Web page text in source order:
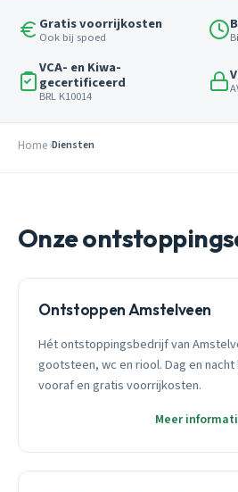
Gratis voorrijkosten
Ook bij spoed
VCA- en Kiwa-
gecertificeerd
BRL K10014
Home Diensten
Onze
Ontstoppen Amstelveen
Hét ontstoppingsbedrijf van
gootsteen, wc en riool. Dag en
vooraf en gratis voorrijkosten.
Meer